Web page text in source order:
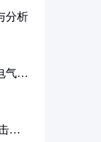
分析
气设
要